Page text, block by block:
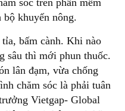
bộ khuyến nông.
bấm cành. Khi nào
sâu thì mới phun thuốc.
lân đạm, vừa chống
chăm sóc là phải tuân
Vietgap- Global